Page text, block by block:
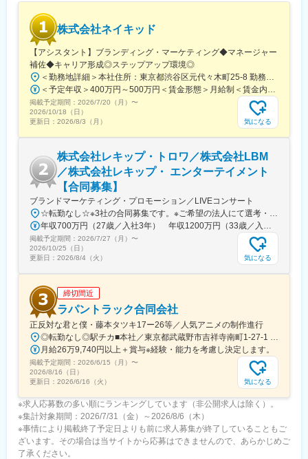
管理
・展示会ブースやサイン等のディスプレイ設計、グラフィック制
作補助
・イベント当日の現場監理、撤去、精算業務までの一連のディレ
クション
■プロモーションの内容
・ディスプレイの企画、設計、施工（展示会・ショーウィンド
ウ・音響など）
■サポート体制：
・ご入社後は、まず簡単な事務作業、先輩の同行などアシスタン
ト業務からスタートします。
・仕事の流れや専門用語を覚えながら、少しずつヒアリングや企
画書作成、見積作成などにもチャレンジしていきます。
・営業活動は基本的に代表が窓口となるため、初めのうちは代表
に同行しながら提案の進め方を習得できます。
・設計やデザインに興味があれば、先輩デザイナーのもとで実務
変更の範囲：会社の定める業務
株式会社ネイキッド
【アシスタント】ブランディング・マーケティング◆マネージャー
補佐◆キャリア形成◎ステップアップ環境◎
＜勤務地詳細＞本社住所：東京都渋谷区元代々木町25-8 勤務地最寄駅：東京メトロ千代田線／代々木上原駅受動喫煙対策：屋内全面禁煙変更の範囲：会社の定める事業所
＜予定年収＞400万円～500万円＜賃金形態＞月給制＜賃金内訳＞月額（基本給）：219,900円～278,500円固定残業手当/月：65,800円～78,500円（固定残業時間30時間0分/月）超過した時間外労働の残業手当は追加支給＜月給＞285,700円～357,000円（一律手当を含む）＜昇給有無＞有＜残業手当＞有＜給与補足＞※経験やスキルを考慮して決定します。■昇給：2回／年■賞与：2回／年（業績による）賃金はあくまでも目安の金額であり、選考を通じて上下する可能性があります。月給(月額)は固定手当を含めた表記です。
掲載予定期間： 2026/7/20（月） 〜
2026/10/18（日）
更新日： 2026/8/3（月） 気になる
株式会社レキップ・トロワ／株式会社LBM
／株式会社レキップ・ エンターテイメント
【合同募集】
ブランドマーケティング・プロモーション／LIVEコンサート
☆転勤なし☆※3社の合同募集です。※ご希望の法人にて選考・採用を行います。株式会社レキップ・トロワ→東京都渋谷区神宮前1-2-8 原宿木多ビル株式会社LBM→東京都渋谷区神宮前1-2-8 原宿木多ビル株式会社レキップ・エンターテイメント→東京都渋谷区神宮前1-2-8 原宿木多ビル※敷地内全面禁煙
年収700万円（27歳／入社3年） 年収1200万円（33歳／入社7年）
掲載予定期間： 2026/7/27（月） 〜
2026/10/25（日）
更新日： 2026/8/4（火） 気になる
締切間近
ラパントラック合同会社
正反対な君と僕・藤本タツキ17ー26等／人気アニメの制作進行
◎転勤なし◎駅チカ■本社／東京都武蔵野市吉祥寺南町1-27-1 吉祥寺パインクレスト208号室【アクセス】・吉祥寺駅より徒歩3分・井の頭公園駅より徒歩8分
月給26万9,740円以上＋賞与※経験・能力を考慮し決定します。
掲載予定期間： 2026/6/15（月） 〜
2026/8/16（日）
更新日： 2026/6/16（火） 気になる
※求人応募数の多い順にランキングしています（非公開求人は除く）。
※集計対象期間：2026/7/31（金）～2026/8/6（木）
※事情により掲載終了予定日よりも前に求人募集が終了していることもご
ざいます。その場合は当サイトから応募はできませんので、あらかじめご
了承ください。